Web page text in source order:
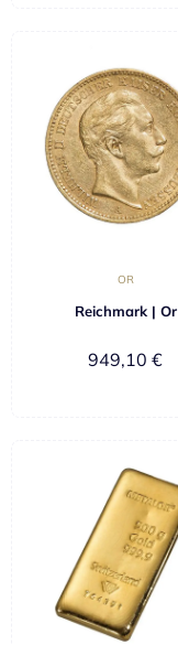
OR
Reichmark | Or
949,10 €